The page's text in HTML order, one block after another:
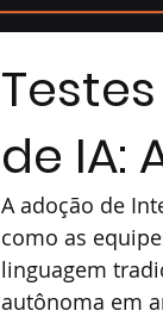
de IA:
A adoção de
como as
linguagem
autônoma em